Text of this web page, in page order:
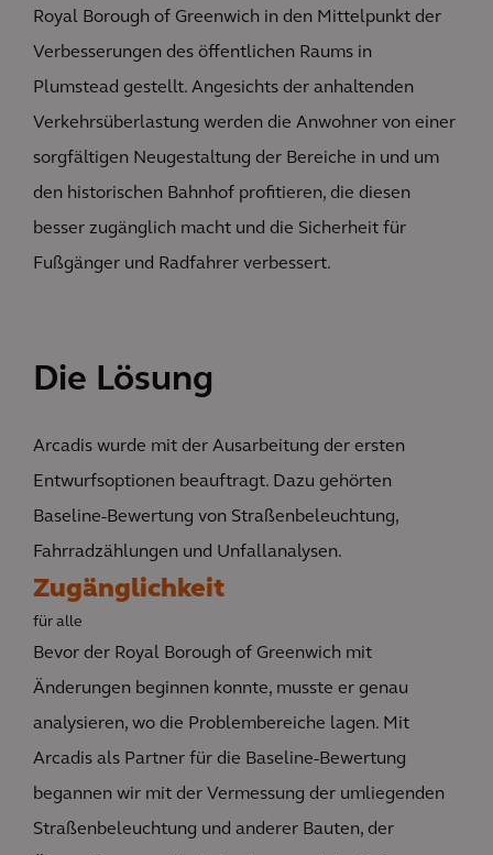
Royal Borough of Greenwich in den Mittelpunkt der
Verbesserungen des öffentlichen Raums in
Plumstead gestellt. Angesichts der anhaltenden
Verkehrsüberlastung werden die Anwohner von einer
sorgfältigen Neugestaltung der Bereiche in und um
den historischen Bahnhof profitieren, die diesen
besser zugänglich macht und die Sicherheit für
Fußgänger und Radfahrer verbessert.
Die Lösung
Arcadis wurde mit der Ausarbeitung der ersten
Entwurfsoptionen beauftragt. Dazu gehörten
Baseline-Bewertung von Straßenbeleuchtung,
Fahrradzählungen und Unfallanalysen.
Zugänglichkeit
für alle
Bevor der Royal Borough of Greenwich mit
Änderungen beginnen konnte, musste er genau
analysieren, wo die Problembereiche lagen. Mit
Arcadis als Partner für die Baseline-Bewertung
begannen wir mit der Vermessung der umliegenden
Straßenbeleuchtung und anderer Bauten, der